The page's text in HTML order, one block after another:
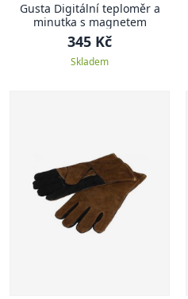
Gusta Digitální teploměr a
minutka s magnetem
345 Kč
Skladem